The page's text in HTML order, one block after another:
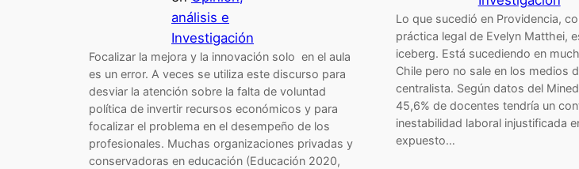
análisis e
Investigación
Focalizar la mejora y la innovación solo en el aula
es un error. A veces se utiliza este discurso para
desviar la atención sobre la falta de voluntad
política de invertir recursos económicos y para
focalizar el problema en el desempeño de los
profesionales. Muchas organizaciones privadas y
conservadoras en educación (Educación 2020,
Lo que sucedió en Providencia,
práctica legal de Evelyn Matthei,
iceberg. Está sucediendo en
Chile pero no sale en los medios
centralista. Según datos del
45,6% de docentes tendría un
inestabilidad laboral injustificada
expuesto…